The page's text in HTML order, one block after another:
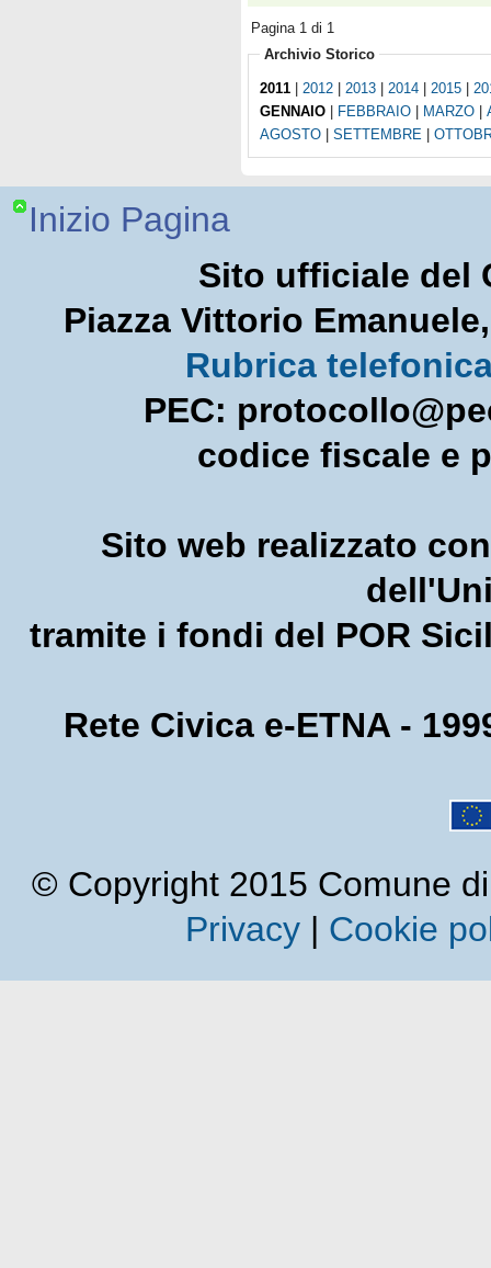
Pagina 1 di 1
Archivio Storico
2011 2012 2013 2014 2015
GENNAIO
FEBBRAIO MARZO
AGOSTO
SETTEMBRE
Inizio Pagina
Sito ufficiale del
Piazza Vittorio
Rubrica
PEC:
codice fiscale e
Sito web realizzato
tramite i fondi del POR
Rete Civica e-ETNA -
© Copyright 2015 Comune
Privacy | Cookie